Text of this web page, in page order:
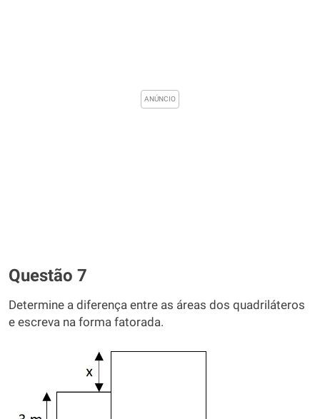
Questão 7
Determine a diferença entre as áreas dos quadriláteros
e escreva na forma fatorada.